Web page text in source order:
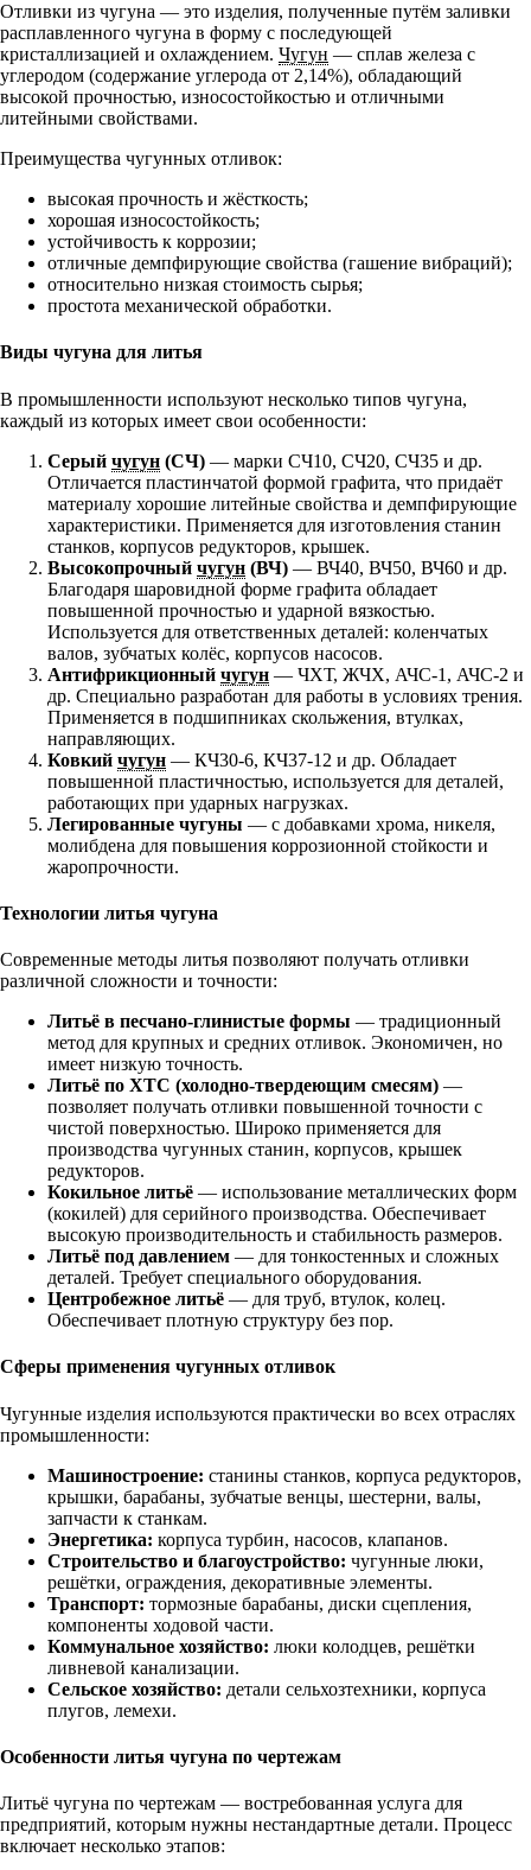
Отливки из чугуна — это изделия, полученные путём заливки
расплавленного чугуна в форму с последующей
кристаллизацией и охлаждением. Чугун — сплав железа с
углеродом (содержание углерода от 2,14%), обладающий
высокой прочностью, износостойкостью и отличными
литейными свойствами.
Преимущества чугунных отливок:
высокая прочность и жёсткость;
хорошая износостойкость;
устойчивость к коррозии;
отличные демпфирующие свойства (гашение вибраций);
относительно низкая стоимость сырья;
простота механической обработки.
Виды чугуна для литья
В промышленности используют несколько типов чугуна,
каждый из которых имеет свои особенности:
Серый чугун (СЧ) — марки СЧ10, СЧ20, СЧ35 и др.
Отличается пластинчатой формой графита, что придаёт
материалу хорошие литейные свойства и демпфирующие
характеристики. Применяется для изготовления станин
станков, корпусов редукторов, крышек.
Высокопрочный чугун (ВЧ) — ВЧ40, ВЧ50, ВЧ60 и др.
Благодаря шаровидной форме графита обладает
повышенной прочностью и ударной вязкостью.
Используется для ответственных деталей: коленчатых
валов, зубчатых колёс, корпусов насосов.
Антифрикционный чугун — ЧХТ, ЖЧХ, АЧС‑1, АЧС‑2 и
др. Специально разработан для работы в условиях трения.
Применяется в подшипниках скольжения, втулках,
направляющих.
Ковкий чугун — КЧ30‑6, КЧ37‑12 и др. Обладает
повышенной пластичностью, используется для деталей,
работающих при ударных нагрузках.
Легированные чугуны — с добавками хрома, никеля,
молибдена для повышения коррозионной стойкости и
жаропрочности.
Технологии литья чугуна
Современные методы литья позволяют получать отливки
различной сложности и точности:
Литьё в песчано‑глинистые формы — традиционный
метод для крупных и средних отливок. Экономичен, но
имеет низкую точность.
Литьё по ХТС (холодно‑твердеющим смесям) —
позволяет получать отливки повышенной точности с
чистой поверхностью. Широко применяется для
производства чугунных станин, корпусов, крышек
редукторов.
Кокильное литьё — использование металлических форм
(кокилей) для серийного производства. Обеспечивает
высокую производительность и стабильность размеров.
Литьё под давлением — для тонкостенных и сложных
деталей. Требует специального оборудования.
Центробежное литьё — для труб, втулок, колец.
Обеспечивает плотную структуру без пор.
Сферы применения чугунных отливок
Чугунные изделия используются практически во всех отраслях
промышленности:
Машиностроение: станины станков, корпуса редукторов,
крышки, барабаны, зубчатые венцы, шестерни, валы,
запчасти к станкам.
Энергетика: корпуса турбин, насосов, клапанов.
Строительство и благоустройство: чугунные люки,
решётки, ограждения, декоративные элементы.
Транспорт: тормозные барабаны, диски сцепления,
компоненты ходовой части.
Коммунальное хозяйство: люки колодцев, решётки
ливневой канализации.
Сельское хозяйство: детали сельхозтехники, корпуса
плугов, лемехи.
Особенности литья чугуна по чертежам
Литьё чугуна по чертежам — востребованная услуга для
предприятий, которым нужны нестандартные детали. Процесс
включает несколько этапов: